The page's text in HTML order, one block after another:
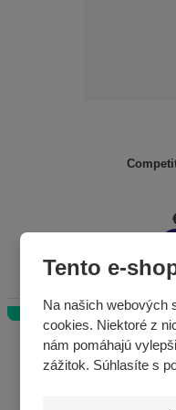
Tento e-
Na našich webových
cookies. Niektoré z
nám pomáhajú
zážitok. Súhlasíte s
Novinka